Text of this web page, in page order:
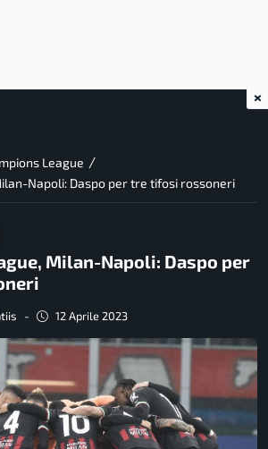
League /
Napoli: Daspo per tre tifosi rossoneri
Milan-Napoli: Daspo per
- 12 Aprile 2023
×